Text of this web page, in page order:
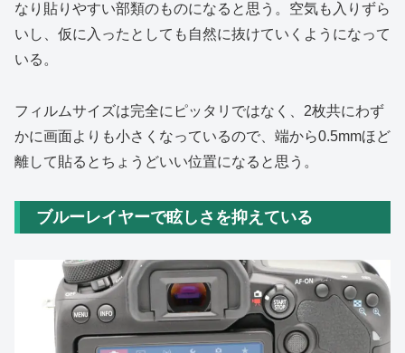
なり貼りやすい部類のものになると思う。空気も入りずら
いし、仮に入ったとしても自然に抜けていくようになって
いる。
フィルムサイズは完全にピッタリではなく、2枚共にわず
かに画面よりも小さくなっているので、端から0.5mmほど
離して貼るとちょうどいい位置になると思う。
ブルーレイヤーで眩しさを抑えている